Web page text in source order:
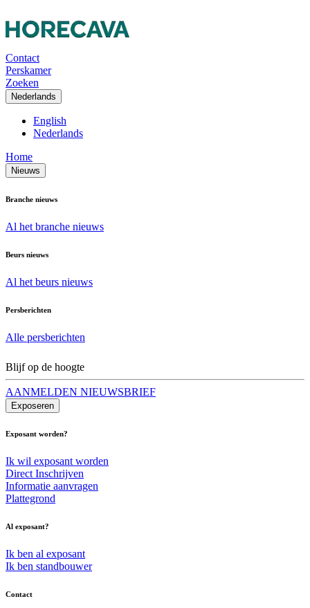
Contact
Perskamer
Zoeken
Nederlands
English
Nederlands
Home
Nieuws
Branche nieuws
Al het branche nieuws
Beurs nieuws
Al het beurs nieuws
Persberichten
Alle persberichten
Blijf op de hoogte
AANMELDEN NIEUWSBRIEF
Exposeren
Exposant worden?
Ik wil exposant worden
Direct Inschrijven
Informatie aanvragen
Plattegrond
Al exposant?
Ik ben al exposant
Ik ben standbouwer
Contact